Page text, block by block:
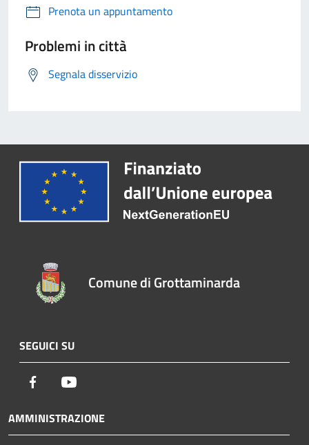
Prenota un appuntamento
Problemi in città
Segnala disservizio
Comune di Grottaminarda
SEGUICI SU
Facebook
AMMINISTRAZIONE